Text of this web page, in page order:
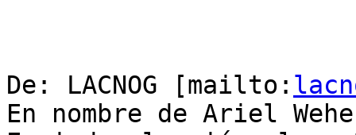
De: LACNOG [mailto:
En nombre de Ariel